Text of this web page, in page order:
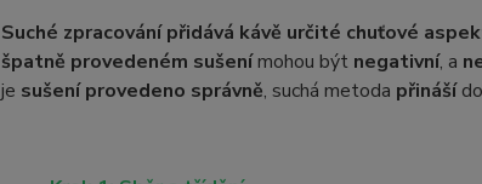
Suché zpracování přidává kávě určité chuťové
špatně provedeném sušenímohou být negativní, a
je sušení provedeno správně, suchá metoda přináší